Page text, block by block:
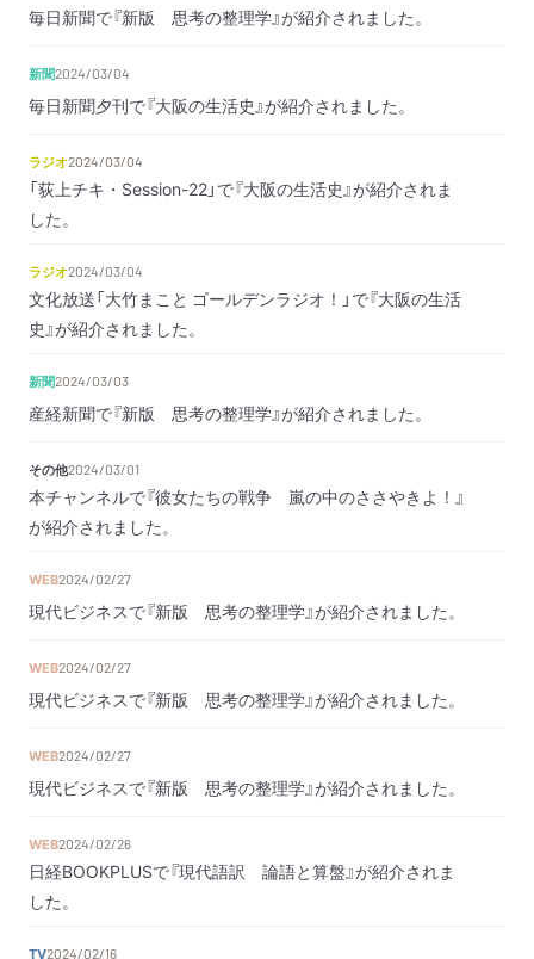
毎日新聞で『新版 思考の整理学』が紹介されました。
新聞2024/03/04
毎日新聞夕刊で『大阪の生活史』が紹介されました。
ラジオ2024/03/04
「荻上チキ・Session-22」で『大阪の生活史』が紹介されま
した。
ラジオ2024/03/04
文化放送「大竹まこと ゴールデンラジオ！」で『大阪の生活
史』が紹介されました。
新聞2024/03/03
産経新聞で『新版 思考の整理学』が紹介されました。
その他2024/03/01
本チャンネルで『彼女たちの戦争 嵐の中のささやきよ！』
が紹介されました。
WEB2024/02/27
現代ビジネスで『新版 思考の整理学』が紹介されました。
WEB2024/02/27
現代ビジネスで『新版 思考の整理学』が紹介されました。
WEB2024/02/27
現代ビジネスで『新版 思考の整理学』が紹介されました。
WEB2024/02/26
日経BOOKPLUSで『現代語訳 論語と算盤』が紹介されま
した。
TV2024/02/16